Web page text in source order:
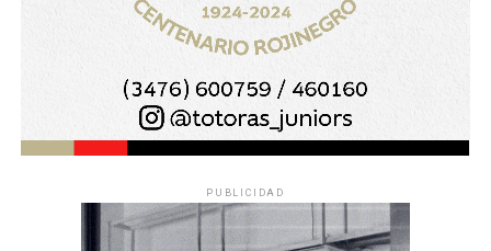
PUBLICIDAD